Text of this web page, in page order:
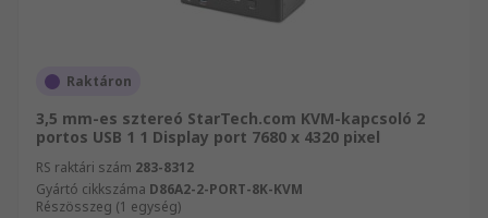
Raktáron
3,5 mm-es sztereó StarTech.com KVM-kapcsoló 2
portos USB 1 1 Display port 7680 x 4320 pixel
RS raktári szám 283-8312
Gyártó cikkszáma D86A2-2-PORT-8K-KVM
Részösszeg (1 egység)